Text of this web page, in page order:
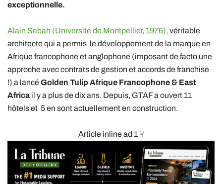
exceptionnelle.
Alain Sebah (Université de Montpellier, 1976), véritable
architecte qui a permis le développement de la marque en
Afrique francophone et anglophone (imposant de facto une
approche avec contrats de gestion et accords de franchise
!) a lancéGolden Tulip Afrique Francophone & East
Africail y a plus de dix ans. Depuis, GTAF a ouvert 11
hôtels et 5 en sont actuellement en construction.
Article inline ad 1 ☟